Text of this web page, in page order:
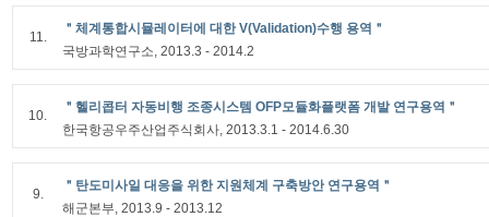
11.
＂체계통합시뮬레이터에 대한 V(Validation)수행 용역＂
국방과학연구소, 2013.3 - 2014.2
10.
＂헬리콥터 자동비행 조종시스템 OFP모듈화플랫폼 개발 연구용역＂
한국항공우주산업주식회사, 2013.3.1 - 2014.6.30
9.
＂탄도미사일 대응을 위한 지원체계 구축방안 연구용역＂
해군본부, 2013.9 - 2013.12